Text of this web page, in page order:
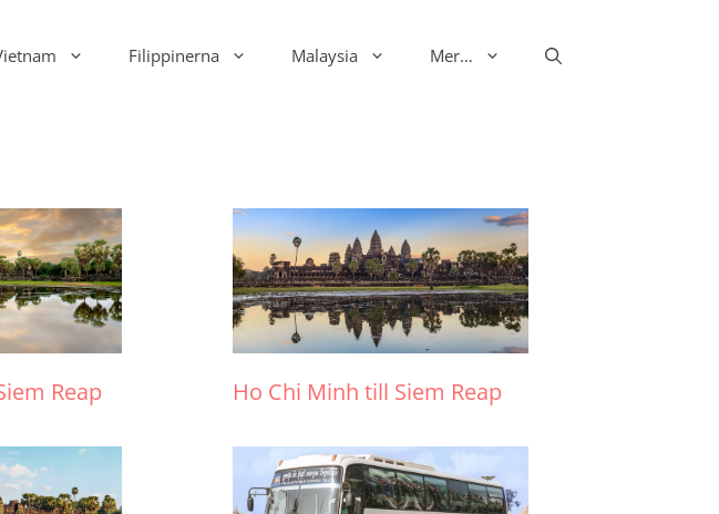
Filippinerna Malaysia Mer…
Reap Ho Chi Minh till Siem Reap